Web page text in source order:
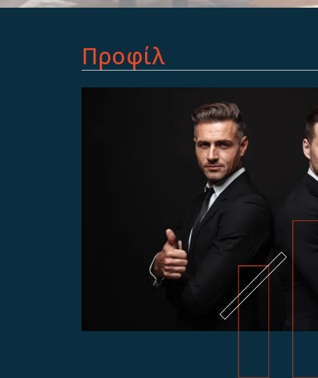
Προφίλ